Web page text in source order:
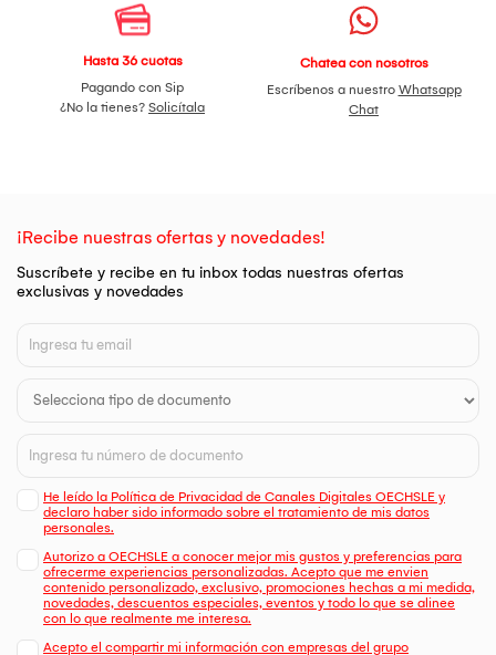
Hasta 36 cuotas
Pagando con Sip
¿No la tienes? Solicítala
Chatea con nosotros
Escríbenos a nuestro Whatsapp
Chat
¡Recibe nuestras ofertas y novedades!
Suscríbete y recibe en tu inbox todas nuestras ofertas
exclusivas y novedades
He leído la Política de Privacidad de Canales Digitales OECHSLE y
declaro haber sido informado sobre el tratamiento de mis datos
personales.
Autorizo a OECHSLE a conocer mejor mis gustos y preferencias para
ofrecerme experiencias personalizadas. Acepto que me envien
contenido personalizado, exclusivo, promociones hechas a mi medida,
novedades, descuentos especiales, eventos y todo lo que se alinee
con lo que realmente me interesa.
Acepto el compartir mi información con empresas del grupo